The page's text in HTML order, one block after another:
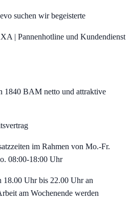
suchen wir begeisterte
| Pannenhotline und Kundendienst
1840 BAM netto und attraktive
im Rahmen von Mo.-Fr.
08:00-18:00 Uhr
Uhr bis 22.00 Uhr an
am Wochenende werden